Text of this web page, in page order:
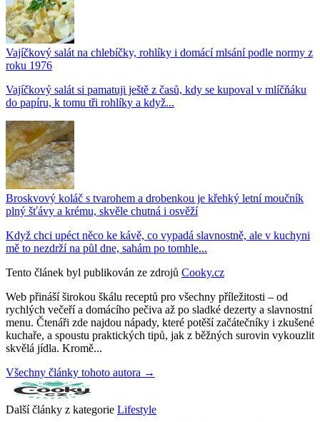
Vajíčkový salát na chlebíčky, rohlíky i domácí mlsání podle normy z
roku 1976
Vajíčkový salát si pamatuji ještě z časů, kdy se kupoval v mlíčňáku
do papíru, k tomu tři rohlíky a když...
Broskvový koláč s tvarohem a drobenkou je křehký letní moučník
plný šťávy a krému, skvěle chutná i osvěží
Když chci upéct něco ke kávě, co vypadá slavnostně, ale v kuchyni
mě to nezdrží na půl dne, sahám po tomhle...
Tento článek byl publikován ze zdrojů Cooky.cz
Web přináší širokou škálu receptů pro všechny příležitosti – od
rychlých večeří a domácího pečiva až po sladké dezerty a slavnostní
menu. Čtenáři zde najdou nápady, které potěší začátečníky i zkušené
kuchaře, a spoustu praktických tipů, jak z běžných surovin vykouzlit
skvělá jídla. Kromě...
Všechny články tohoto autora →
Další články z kategorie Lifestyle